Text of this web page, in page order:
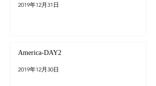
2019年12月31日
America-DAY2
2019年12月30日